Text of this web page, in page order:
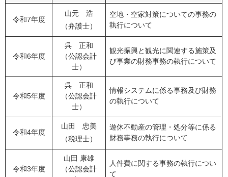
令和7年度
山元 浩
（弁護士）
空地・空家対策についての事務の
執行について
令和6年度
呉 正和
（公認会計
士）
観光振興と観光に関連する施策及
び事業の財務事務の執行について
令和5年度
呉 正和
（公認会計
士）
情報システムに係る事務及び財務
の執行について
令和4年度
山田 忠美
（税理士）
遊休不動産の管理・処分等に係る
財務事務の執行について
令和3年度
山田 康雄
（公認会計
人件費に関する事務の執行につい
て